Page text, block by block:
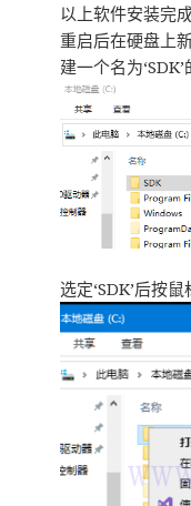
以上软件安装完
重启后在硬盘上
建一个名为‘SDK’
选定‘SDK’后按